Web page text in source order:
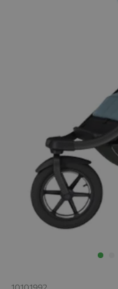
10101992